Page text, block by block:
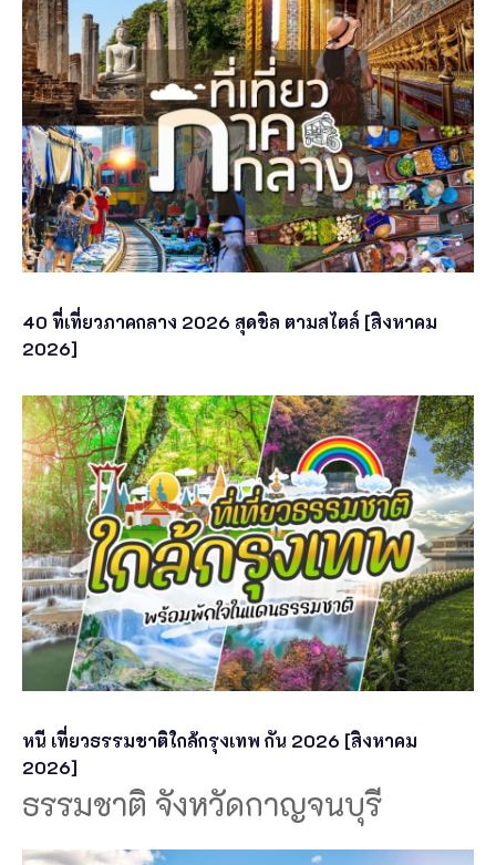
40 ที่เที่ยวภาคกลาง 2026 สุดชิล ตามสไตล์ [สิงหาคม
2026]
หนี เที่ยวธรรมชาติใกล้กรุงเทพ กัน 2026 [สิงหาคม
2026]
ธรรมชาติ จังหวัดกาญจนบุรี